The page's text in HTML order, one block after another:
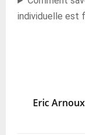
individuelle est
Eric